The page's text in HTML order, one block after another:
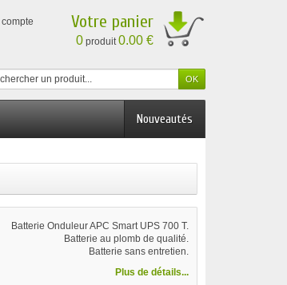
Votre panier
0 produit0.00 €
Nouveautés
Batterie Onduleur APC Smart UPS 700 T.
Batterie au plomb de qualité.
Batterie sans entretien.
Plus de détails...